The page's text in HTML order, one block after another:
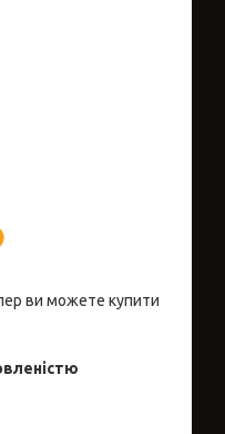
ви можете купити